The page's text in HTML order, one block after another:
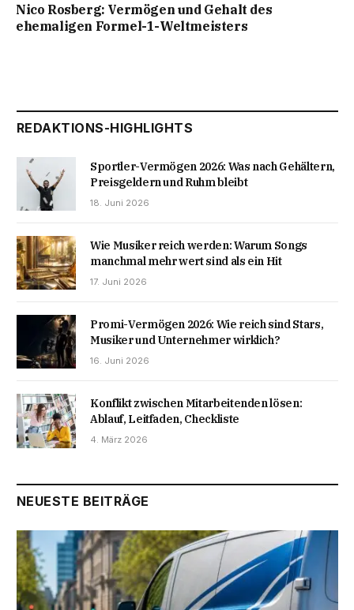
Nico Rosberg: Vermögen und Gehalt des
ehemaligen Formel-1-Weltmeisters
REDAKTIONS-HIGHLIGHTS
Sportler-Vermögen 2026: Was nach Gehältern,
Preisgeldern und Ruhm bleibt
18. Juni 2026
Wie Musiker reich werden: Warum Songs
manchmal mehr wert sind als ein Hit
17. Juni 2026
Promi-Vermögen 2026: Wie reich sind Stars,
Musiker und Unternehmer wirklich?
16. Juni 2026
Konflikt zwischen Mitarbeitenden lösen:
Ablauf, Leitfaden, Checkliste
4. März 2026
NEUESTE BEITRÄGE